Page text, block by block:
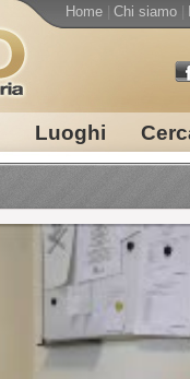
Luoghi
Home Chi siamo